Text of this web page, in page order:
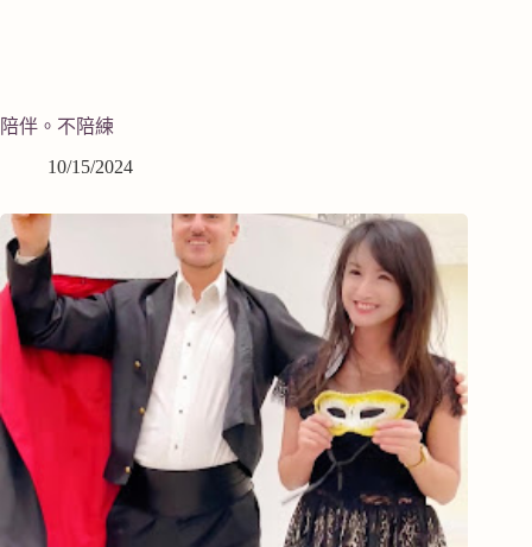
陪伴。不陪練
10/15/2024